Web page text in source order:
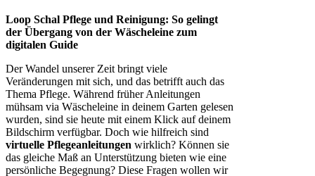
Loop Schal Pflege und Reinigung: So gelingt
der Übergang von der Wäscheleine zum
digitalen Guide
Der Wandel unserer Zeit bringt viele
Veränderungen mit sich, und das betrifft auch das
Thema Pflege. Während früher Anleitungen
mühsam via Wäscheleine in deinem Garten gelesen
wurden, sind sie heute mit einem Klick auf deinem
Bildschirm verfügbar. Doch wie hilfreich sind
virtuelle Pflegeanleitungen wirklich? Können sie
das gleiche Maß an Unterstützung bieten wie eine
persönliche Begegnung? Diese Fragen wollen wir